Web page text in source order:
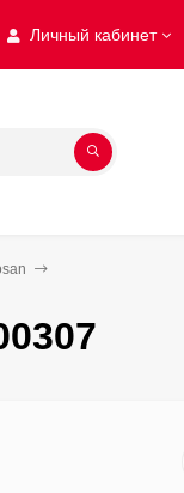
Личный кабинет